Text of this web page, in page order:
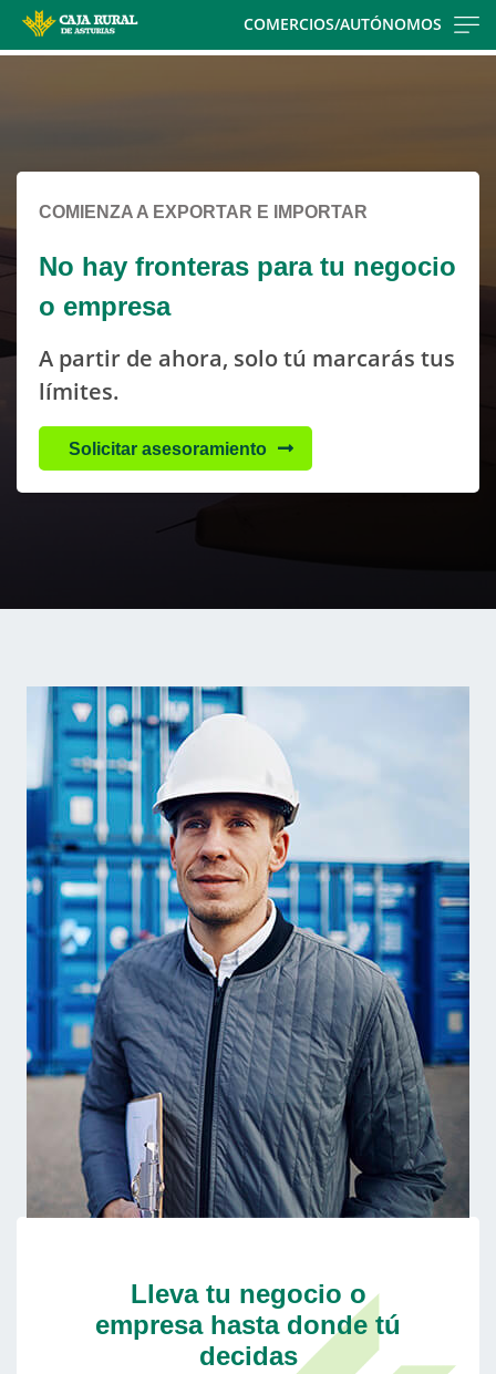
Skip
COMERCIOS/AUTÓNOMOS
espere...
COMIENZA A EXPORTAR E IMPORTAR
No hay fronteras para tu negocio
o empresa
A partir de ahora, solo tú marcarás tus
límites.
Solicitar asesoramiento
Lleva tu negocio o
empresa hasta donde tú
decidas